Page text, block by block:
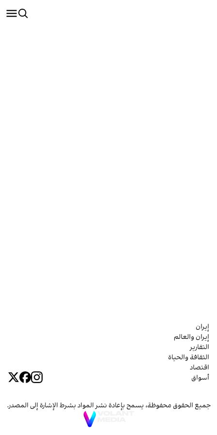
إيران
إيران والعالم
التقارير
الثقافة والحياة
اقتصاد
أسواق
جميع الحقوق محفوظة، يسمح بإعادة نشر المواد بشرط الإشارة إلى المصدر.